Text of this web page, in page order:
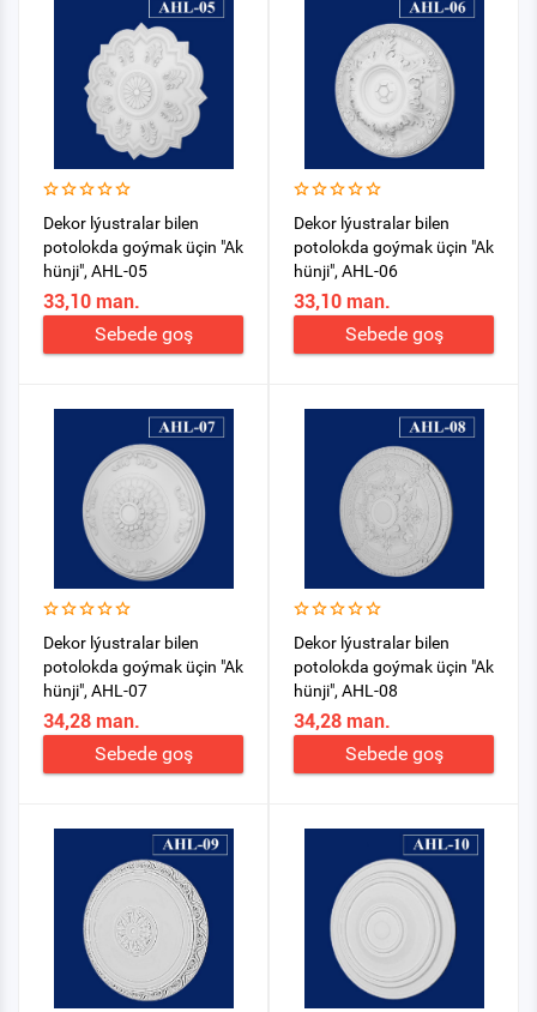
Dekor lýustralar bilen
potolokda goýmak üçin "Ak
hünji", AHL-05
33,10 man.
Sebede goş
Dekor lýustralar bilen
potolokda goýmak üçin "Ak
hünji", AHL-06
33,10 man.
Sebede goş
Dekor lýustralar bilen
potolokda goýmak üçin "Ak
hünji", AHL-07
34,28 man.
Sebede goş
Dekor lýustralar bilen
potolokda goýmak üçin "Ak
hünji", AHL-08
34,28 man.
Sebede goş